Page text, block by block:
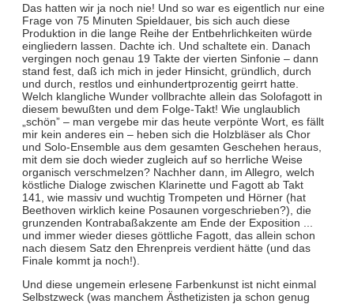
Das hatten wir ja noch nie! Und so war es eigentlich nur eine
Frage von 75 Minuten Spieldauer, bis sich auch diese
Produktion in die lange Reihe der Entbehrlichkeiten würde
eingliedern lassen. Dachte ich. Und schaltete ein. Danach
vergingen noch genau 19 Takte der vierten Sinfonie – dann
stand fest, daß ich mich in jeder Hinsicht, gründlich, durch
und durch, restlos und einhundertprozentig geirrt hatte.
Welch klangliche Wunder vollbrachte allein das Solofagott in
diesem bewußten und dem Folge-Takt! Wie unglaublich
„schön” – man vergebe mir das heute verpönte Wort, es fällt
mir kein anderes ein – heben sich die Holzbläser als Chor
und Solo-Ensemble aus dem gesamten Geschehen heraus,
mit dem sie doch wieder zugleich auf so herrliche Weise
organisch verschmelzen? Nachher dann, im Allegro, welch
köstliche Dialoge zwischen Klarinette und Fagott ab Takt
141, wie massiv und wuchtig Trompeten und Hörner (hat
Beethoven wirklich keine Posaunen vorgeschrieben?), die
grunzenden Kontrabaßakzente am Ende der Exposition ...
und immer wieder dieses göttliche Fagott, das allein schon
nach diesem Satz den Ehrenpreis verdient hätte (und das
Finale kommt ja noch!).
Und diese ungemein erlesene Farbenkunst ist nicht einmal
Selbstzweck (was manchem Ästhetizisten ja schon genug